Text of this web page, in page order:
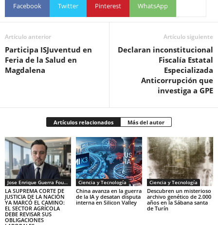
Facebook Twitter Pinterest WhatsApp
Artículo anterior
Participa ISJuventud en
Feria de la Salud en
Magdalena
Artículo siguiente
Declaran inconstitucional
Fiscalía Estatal
Especializada
Anticorrupción que
investiga a GPE
Artículos relacionados Más del autor
Jose Enrique Guerra Fourcade
LA SUPREMA CORTE DE
JUSTICIA DE LA NACIÓN
YA MARCÓ EL CAMINO:
EL SECTOR AGRÍCOLA
DEBE REVISAR SUS
OBLIGACIONES
Ciencia y Tecnología
China avanza en la guerra
de la IA y desatan disputa
interna en Silicon Valley
Ciencia y Tecnología
Descubren un misterioso
archivo genético de 2.000
años en la Sábana santa
de Turín